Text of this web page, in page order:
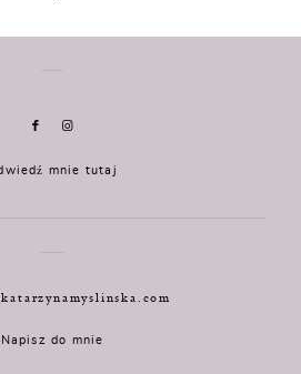
mnie tutaj
Napisz do mnie